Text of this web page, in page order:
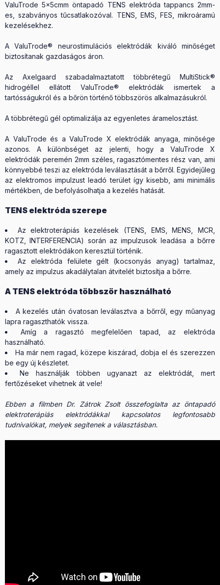
ValuTrode 5x5cmm öntapadó TENS elektróda tappancs 2mm-
es, szabványos tűcsatlakozóval. TENS, EMS, FES, mikroáramú
kezelésekhez.
A ValuTrode® neurostimulációs elektródák kiváló minőséget
biztosítanak gazdaságos áron.
Az Axelgaard szabadalmaztatott többrétegű MultiStick®
hidrogéllel ellátott ValuTrode® elektródák ismertek a
tartósságukról és a bőrön történő többszörös alkalmazásukról.
A többrétegű gél optimalizálja az egyenletes áramelosztást.
A ValuTrode és a ValuTrode X elektródák anyaga, minősége
azonos. A különbséget az jelenti, hogy a ValuTrode X
elektródák peremén 2mm széles, ragasztómentes rész van, ami
könnyebbé teszi az elektróda leválasztását a bőrről. Egyidejűleg
az elektromos impulzust leadó terület így kisebb, ami minimális
mértékben, de befolyásolhatja a kezelés hatását.
TENS elektróda szerepe
Az elektroterápiás kezelések (TENS, EMS, MENS, MCR,
KOTZ, INTERFERENCIA) során az impulzusok leadása a bőrre
ragasztott elektródákon keresztül történik.
Az elektróda felülete gélt (kocsonyás anyag) tartalmaz,
amely az impulzus akadálytalan átvitelét biztosítja a bőrre.
A TENS elektróda többször használható
A kezelés után óvatosan leválasztva a bőrről, egy műanyag
lapra ragaszthatók vissza.
Amíg a ragasztó megfelelően tapad, az elektróda
használható.
Ha már nem ragad, közepe kiszárad, dobja el és szerezzen
be egy új készletet.
Ne használják többen ugyanazt az elektródát, mert
fertőzéseket vihetnek át vele!
Ebben a filmben Dr. Zátrok Zsolt összefoglalta az öntapadó
elektroterápiás elektródákkal kapcsolatos legfontosabb
tudnivalókat, melyek segítenek a választásban.